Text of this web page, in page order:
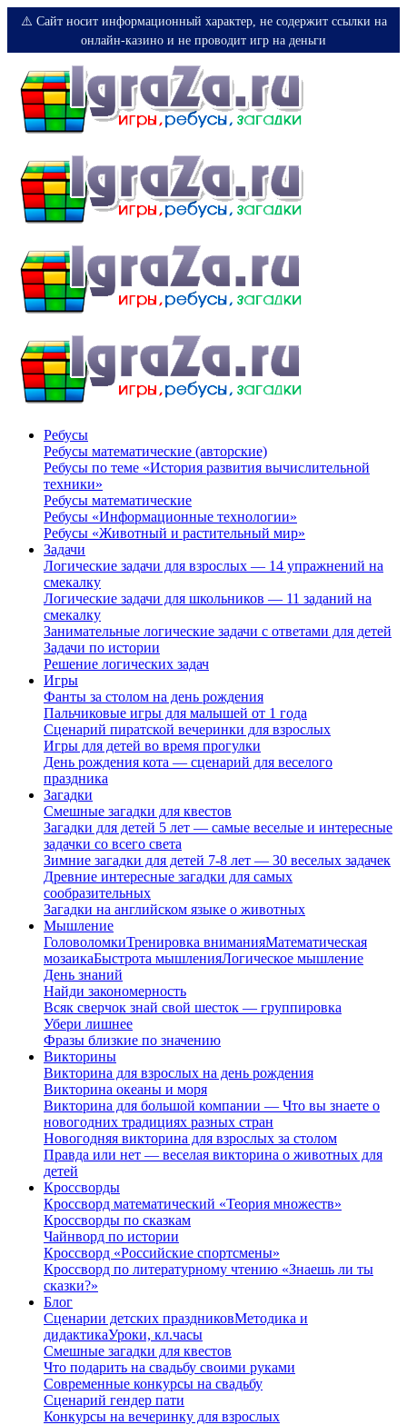
⚠️ Сайт носит информационный характер, не содержит ссылки на
онлайн-казино и не проводит игр на деньги
Ребусы
Ребусы математические (авторские)
Ребусы по теме «История развития вычислительной
техники»
Ребусы математические
Ребусы «Информационные технологии»
Ребусы «Животный и растительный мир»
Задачи
Логические задачи для взрослых — 14 упражнений на
смекалку
Логические задачи для школьников — 11 заданий на
смекалку
Занимательные логические задачи с ответами для детей
Задачи по истории
Решение логических задач
Игры
Фанты за столом на день рождения
Пальчиковые игры для малышей от 1 года
Сценарий пиратской вечеринки для взрослых
Игры для детей во время прогулки
День рождения кота — сценарий для веселого
праздника
Загадки
Смешные загадки для квестов
Загадки для детей 5 лет — самые веселые и интересные
задачки со всего света
Зимние загадки для детей 7-8 лет — 30 веселых задачек
Древние интересные загадки для самых
сообразительных
Загадки на английском языке о животных
Мышление
ГоловоломкиТренировка вниманияМатематическая
мозаикаБыстрота мышленияЛогическое мышление
День знаний
Найди закономерность
Всяк сверчок знай свой шесток — группировка
Убери лишнее
Фразы близкие по значению
Викторины
Викторина для взрослых на день рождения
Викторина океаны и моря
Викторина для большой компании — Что вы знаете о
новогодних традициях разных стран
Новогодняя викторина для взрослых за столом
Правда или нет — веселая викторина о животных для
детей
Кроссворды
Кроссворд математический «Теория множеств»
Кроссворды по сказкам
Чайнворд по истории
Кроссворд «Российские спортсмены»
Кроссворд по литературному чтению «Знаешь ли ты
сказки?»
Блог
Сценарии детских праздниковМетодика и
дидактикаУроки, кл.часы
Смешные загадки для квестов
Что подарить на свадьбу своими руками
Современные конкурсы на свадьбу
Сценарий гендер пати
Конкурсы на вечеринку для взрослых